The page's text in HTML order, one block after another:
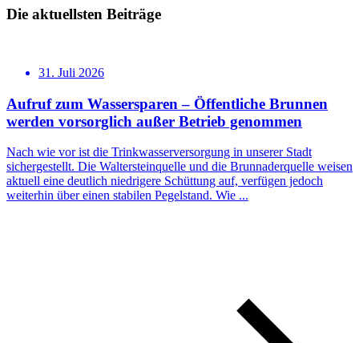
Die aktuellsten Beiträge
31. Juli 2026
Aufruf zum Wassersparen – Öffentliche Brunnen
werden vorsorglich außer Betrieb genommen
Nach wie vor ist die Trinkwasserversorgung in unserer Stadt
sichergestellt. Die Waltersteinquelle und die Brunnaderquelle weisen
aktuell eine deutlich niedrigere Schüttung auf, verfügen jedoch
weiterhin über einen stabilen Pegelstand. Wie ...